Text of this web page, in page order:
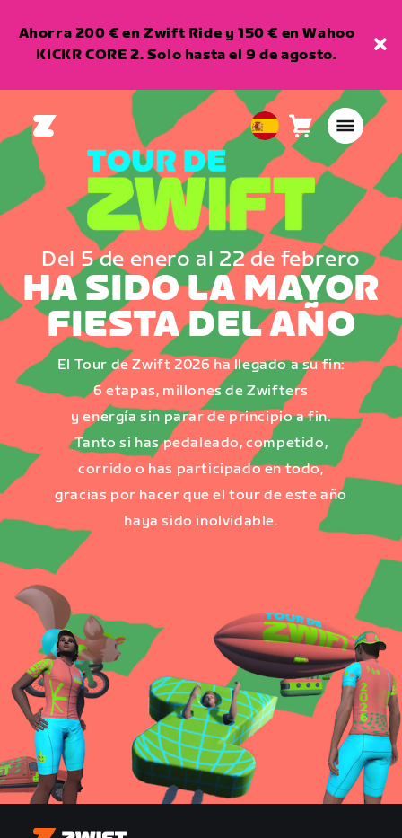
Ahorra 200 € en Zwift Ride y 150 € en Wahoo
KICKR CORE 2. Solo hasta el 9 de agosto.
European
Union
Español
Carro0
artículos
Del 5 de enero al 22 de febrero
HA SIDO LA MAYOR
FIESTA DEL AÑO
El Tour de Zwift 2026 ha llegado a su fin:
6 etapas, millones de Zwifters
y energía sin parar de principio a fin.
Tanto si has pedaleado, competido,
corrido o has participado en todo,
gracias por hacer que el tour de este año
haya sido inolvidable.